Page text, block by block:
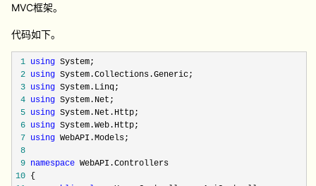
MVC框架。
代码如下。
1 using System;
2 using System.Collections.Generic;
3 using System.Linq;
4 using System.Net;
5 using System.Net.Http;
6 using System.Web.Http;
7 using WebAPI.Models;
8
9 namespace WebAPI.Controllers
10 {